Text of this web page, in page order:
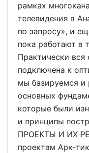
рамках
телевидения в
по запросу», и
пока работают в
Практически вся
подключена к
мы базируемся и
основных
которые были
и принципы
ПРОЕКТЫ И ИХ
проектам Арк-